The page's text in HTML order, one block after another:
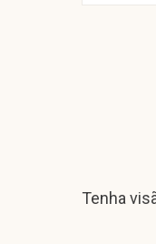
Tenha